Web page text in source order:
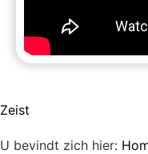
Zeist
U bevindt zich hier: